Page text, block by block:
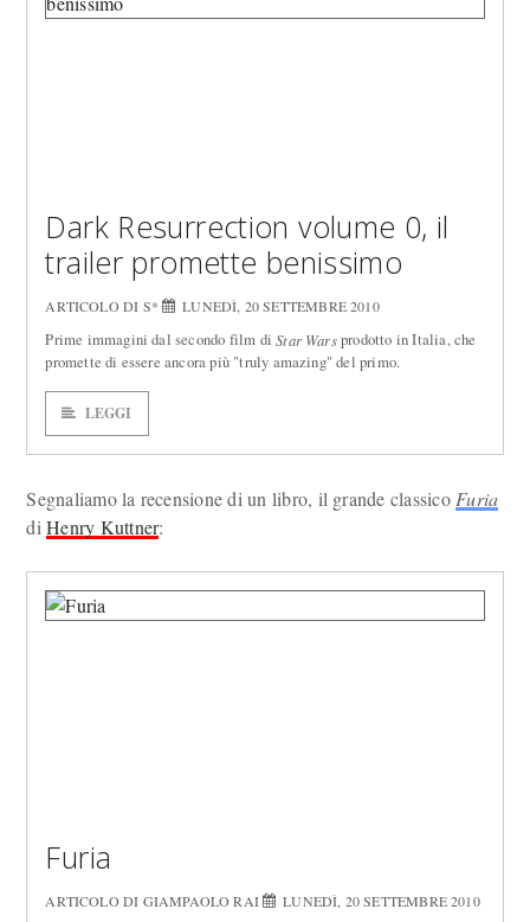
Dark Resurrection volume 0, il
trailer promette benissimo
ARTICOLO DI S* LUNEDÌ, 20 SETTEMBRE 2010
Prime immagini dal secondo film diStar Warsprodotto in Italia, che
promette di essere ancora più "truly amazing" del primo.
LEGGI
Segnaliamo la recensione di un libro, il grande classico Furia
diHenry Kuttner:
Furia
ARTICOLO DI GIAMPAOLO RAI LUNEDÌ, 20 SETTEMBRE 2010